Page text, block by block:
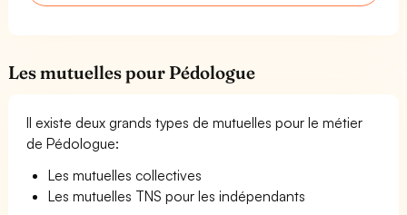
Les mutuelles pour Pédologue
Il existe deux grands types de mutuelles pour le métier
de Pédologue:
Les mutuelles collectives
Les mutuelles TNS pour les indépendants